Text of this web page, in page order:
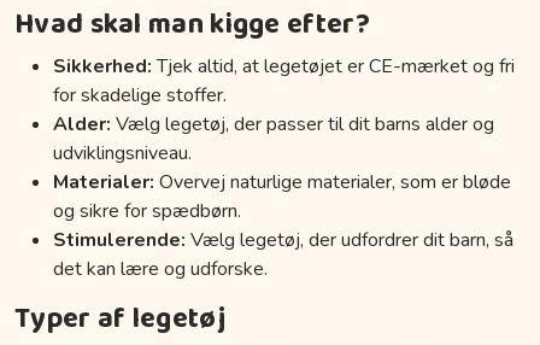
Hvad skal man kigge efter?
Sikkerhed:Tjek altid, at legetøjet er CE-mærket og fri
for skadelige stoffer.
Alder: Vælg legetøj, der passer til dit barns alder og
udviklingsniveau.
Materialer: Overvej naturlige materialer, som er bløde
og sikre for spædbørn.
Stimulerende: Vælg legetøj, der udfordrer dit barn, så
det kan lære og udforske.
Typer af legetøj